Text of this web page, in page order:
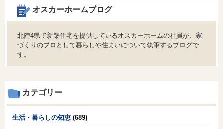
オスカーホームブログ
北陸4県で新築住宅を提供しているオスカーホームの社員が、家
づくりのプロとして暮らしや住まいについて執筆するブログで
す。
カテゴリー
生活・暮らしの知恵 (689)